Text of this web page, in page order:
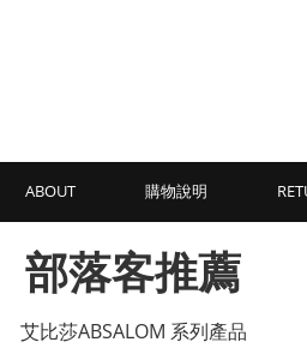
ABOUT 購物說明
部落客推薦
艾比莎ABSALOM 系列產品